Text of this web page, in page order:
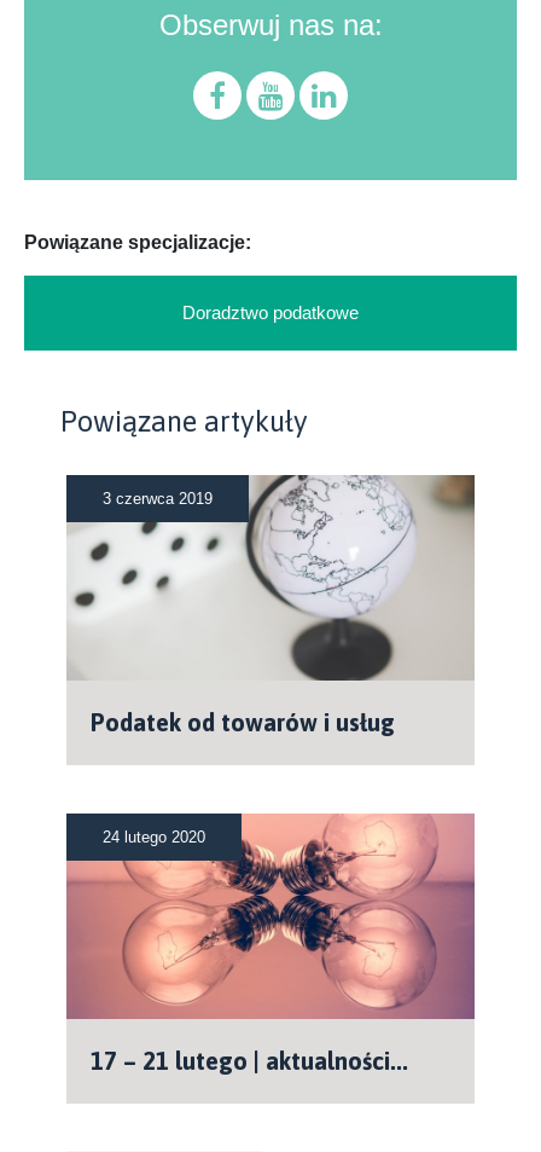
Obserwuj nas na:
Powiązane specjalizacje:
Doradztwo podatkowe
Powiązane artykuły
3 czerwca 2019
Podatek od towarów i usług
24 lutego 2020
17 – 21 lutego | aktualności...